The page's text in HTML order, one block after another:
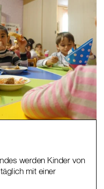
werden Kinder von
mit einer